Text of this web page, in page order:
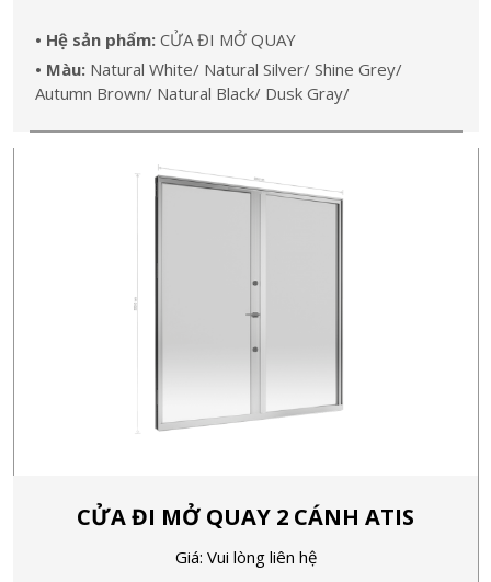
• Hệ sản phẩm: CỬA ĐI MỞ QUAY
• Màu:Natural White/ Natural Silver/ Shine Grey/
Autumn Brown/ Natural Black/ Dusk Gray/
CỬA ĐI MỞ QUAY 2 CÁNH ATIS
Giá: Vui lòng liên hệ